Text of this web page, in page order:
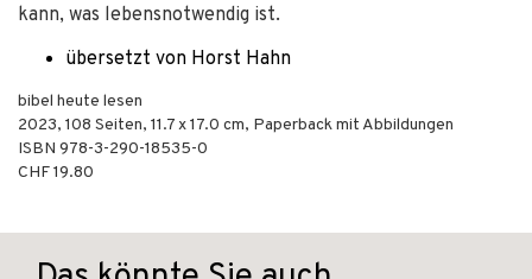
kann, was lebensnotwendig ist.
übersetzt von Horst Hahn
bibel heute lesen
2023, 108 Seiten, 11.7 x 17.0 cm, Paperback mit Abbildungen
ISBN 978-3-290-18535-0
CHF 19.80